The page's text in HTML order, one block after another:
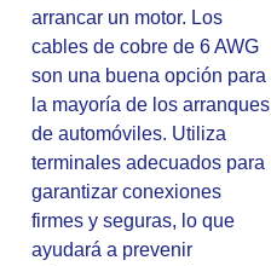
arrancar un motor. Los
cables de cobre de 6 AWG
son una buena opción para
la mayoría de los arranques
de automóviles. Utiliza
terminales adecuados para
garantizar conexiones
firmes y seguras, lo que
ayudará a prevenir